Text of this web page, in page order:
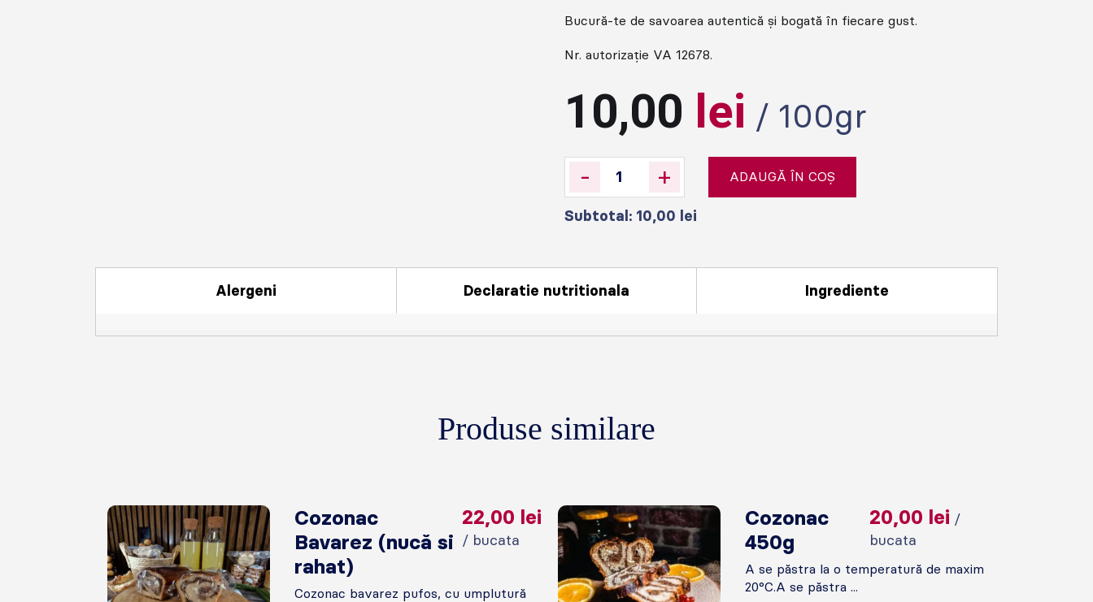
Bucură-te de savoarea autentică și bogată în fiecare gust.
Nr. autorizație VA 12678.
10,00 lei / 100gr
- + ADAUGĂ ÎN COȘ
Subtotal: 10,00 lei
Alergeni Declaratie nutritionala Ingrediente
Produse similare
Cozonac
Bavarez (nucă si
rahat)
22,00 lei
/ bucata
Cozonac bavarez pufos, cu umplutură
Cozonac
450g
20,00 lei /
bucata
A se păstra la o temperatură de maxim
20°C.A se păstra ...